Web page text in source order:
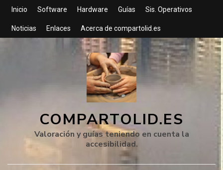
Inicio Software Hardware Guías Sis. Operativos
Noticias Enlaces Acerca de compartolid.es
COMPARTOLID.ES
Valoración y guías teniendo en cuenta la
accesibilidad.